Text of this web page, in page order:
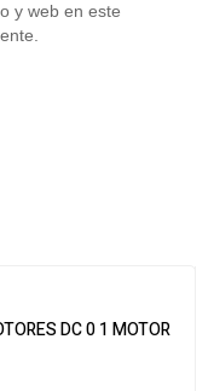
y web en este
DC 0 1 MOTOR